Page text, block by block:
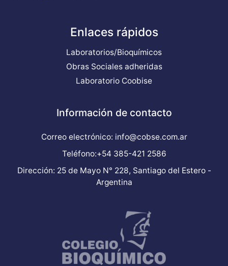
Enlaces rápidos
Laboratorios/Bioquímicos
Obras Sociales adheridas
Laboratorio Coobise
Información de contacto
Correo electrónico: info@cobse.com.ar
Teléfono:+54 385-421 2586
Dirección: 25 de Mayo N° 228, Santiago del Estero -
Argentina